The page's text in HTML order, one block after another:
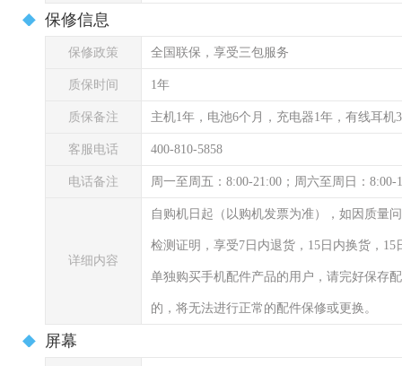
保修信息
保修政策 全国联保，享受三包服务
质保时间 1年
质保备注 主机1年，电池6个月，充电器1年，有线耳机
客服电话 400-810-5858
电话备注 周一至周五：8:00-21:00；周六至周日：8:00-
详细内容
自购机日起（以购机发票为准），如因质量
检测证明，享受7日内退货，15日内换货，
单独购买手机配件产品的用户，请完好保存
的，将无法进行正常的配件保修或更换。
屏幕